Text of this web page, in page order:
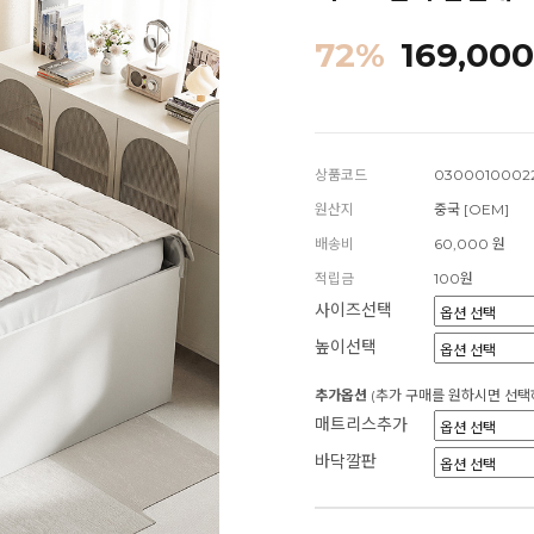
72% 169,000
상품코드
원산지
중국 [OEM]
배송비
60,000 원
적립금
100원
사이즈선택
높이선택
추가옵션 (추가 구매를 원하시면 선택
매트리스추가
바닥깔판